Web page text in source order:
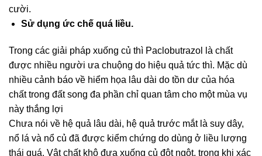
cười.
Sử dụng ức chế quá liều.
Trong các giải pháp xuống củ thì Paclobutrazol là chất
được nhiều người ưa chuộng do hiệu quả tức thì. Mặc dù
nhiều cảnh báo về hiểm họa lâu dài do tồn dư của hóa
chất trong đất song đa phần chỉ quan tâm cho một mùa vụ
này thắng lợi
Chưa nói về hệ quả lâu dài, hệ quả trước mắt là suy dây,
nổ lá và nổ củ đã được kiểm chứng do dùng ở liều lượng
thái quá. Vật chất khô đưa xuống củ đột ngột, trong khi xác